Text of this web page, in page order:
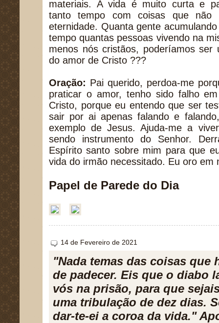
materiais. A vida é muito curta e
tanto tempo com coisas que não
eternidade. Quanta gente
tempo quantas pessoas vivendo na
menos nós cristãos, poderíamos ser
do amor de Cristo ???
Oração: Pai querido, perdoa-me
praticar o amor, tenho sido falho
Cristo, porque eu entendo que ser
sair por ai apenas falando e
exemplo de Jesus. Ajuda-me a
sendo instrumento do Senhor.
Espírito santo sobre mim para que
vida do irmão necessitado. Eu oro em
Papel de Parede do Dia
14 de Fevereiro de 2021
"Nada temas das coisas que
de padecer. Eis que o diabo
vós na prisão, para que
uma tribulação de dez dias.
dar-te-ei a coroa da vida."